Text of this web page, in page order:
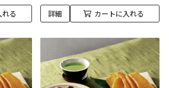
る 詳細 カートに入れる